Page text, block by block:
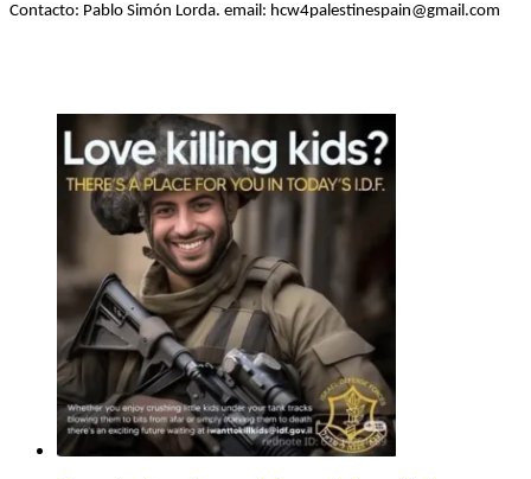
Contacto: Pablo Simón Lorda. email: hcw4palestinespain@gmail.com